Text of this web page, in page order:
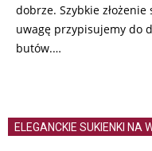
dobrze. Szybkie
uwagę przypisujemy do
butów.…
ELEGANCKIE SUKIENKI NA